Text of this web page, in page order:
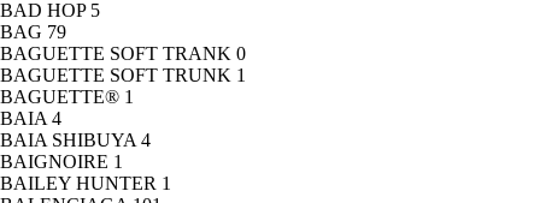
BAD HOP 5
BAG 79
BAGUETTE SOFT TRANK 0
BAGUETTE SOFT TRUNK 1
BAGUETTE® 1
BAIA 4
BAIA SHIBUYA 4
BAIGNOIRE 1
BAILEY HUNTER 1